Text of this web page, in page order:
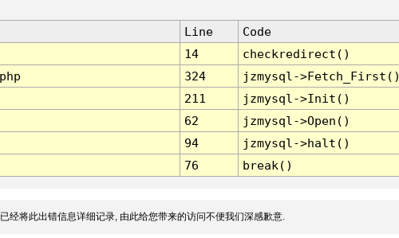
Line
Code
14
checkredirect()
324
jzmysql-
211
jzmysql->Init()
62
jzmysql->Open()
94
jzmysql->halt()
76 break()
经将此出错信息详细记录, 由此给您带来的访问不便我们深感歉意.